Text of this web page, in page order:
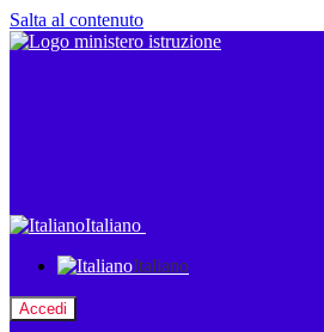
Salta al contenuto
Italiano
Italiano
Accedi